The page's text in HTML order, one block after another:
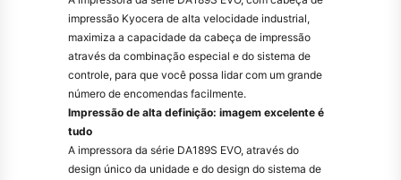
impressão Kyocera de alta velocidade industrial,
maximiza a capacidade da cabeça de impressão
através da combinação especial e do sistema de
controle, para que você possa lidar com um grande
número de encomendas facilmente.
Impressão de alta definição: imagem excelente é
tudo
A impressora da série DA189S EVO, através do
design único da unidade e do design do sistema de